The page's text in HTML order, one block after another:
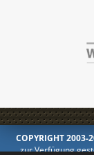
COPYRIGHT 2003-
zur Verfügung